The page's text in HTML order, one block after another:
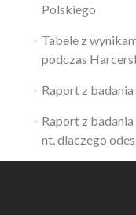
Polskiego
Tabele z
podczas
Raport z
Raport z
nt. dlaczego